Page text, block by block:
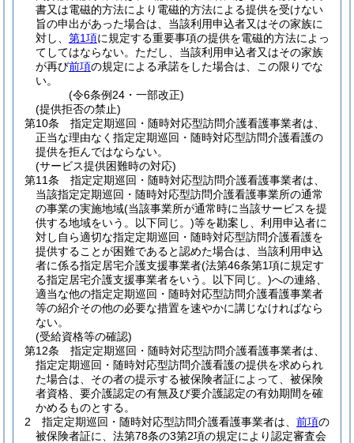
書又は電磁的方法により電磁的方法による提供を受けない
旨の申出があった場合は、当該利用申込者又はその家族に
対し、 第1項に規定する重要事項の提供を電磁的方法によっ
てしてはならない。 ただし、当該利用申込者又はその家族
が再び前項の規定による承諾をした場合は、この限りでな
い。
(令6条例24・一部改正)
(提供拒否の禁止)
第10条
指定定期巡回・随時対応型訪問介護看護事業者は、
正当な理由なく指定定期巡回・随時対応型訪問介護看護の
提供を拒んではならない。
(サービス提供困難時の対応)
第11条
指定定期巡回・随時対応型訪問介護看護事業者は、
当該指定定期巡回・随時対応型訪問介護看護事業所の通常
の事業の実施地域(当該事業所が通常時に当該サービスを提
供する地域をいう。以下同じ。)等を勘案し、利用申込者に
対し自ら適切な指定定期巡回・随時対応型訪問介護看護を
提供することが困難であると認めた場合は、当該利用申込
者に係る指定居宅介護支援事業者(法第46条第1項に規定す
る指定居宅介護支援事業者をいう。以下同じ。)への連絡、
適当な他の指定定期巡回・随時対応型訪問介護看護事業者
等の紹介その他の必要な措置を速やかに講じなければなら
ない。
(受給資格等の確認)
第12条
指定定期巡回・随時対応型訪問介護看護事業者は、
指定定期巡回・随時対応型訪問介護看護の提供を求められ
た場合は、その者の提示する被保険者証によって、被保険
者資格、要介護認定の有無及び要介護認定の有効期間を確
かめるものとする。
2
指定定期巡回・随時対応型訪問介護看護事業者は、 前項の
被保険者証に、法第78条の3第2項の規定により認定審査会